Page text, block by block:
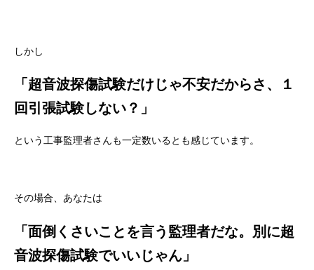
しかし
「超音波探傷試験だけじゃ不安だからさ、１
回引張試験しない？」
という工事監理者さんも一定数いるとも感じています。
その場合、あなたは
「面倒くさいことを言う監理者だな。別に超
音波探傷試験でいいじゃん」